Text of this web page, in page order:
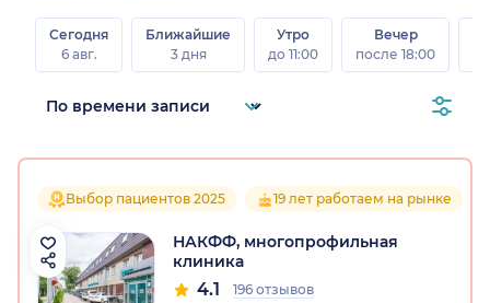
Сегодня
6 авг.
Ближайшие
3 дня
Утро
до 11:00
Вечер
после 18:00
Выбор пациентов 2025 19 лет работаем на рынке
НАКФФ, многопрофильная
клиника
4.1 196 отзывов